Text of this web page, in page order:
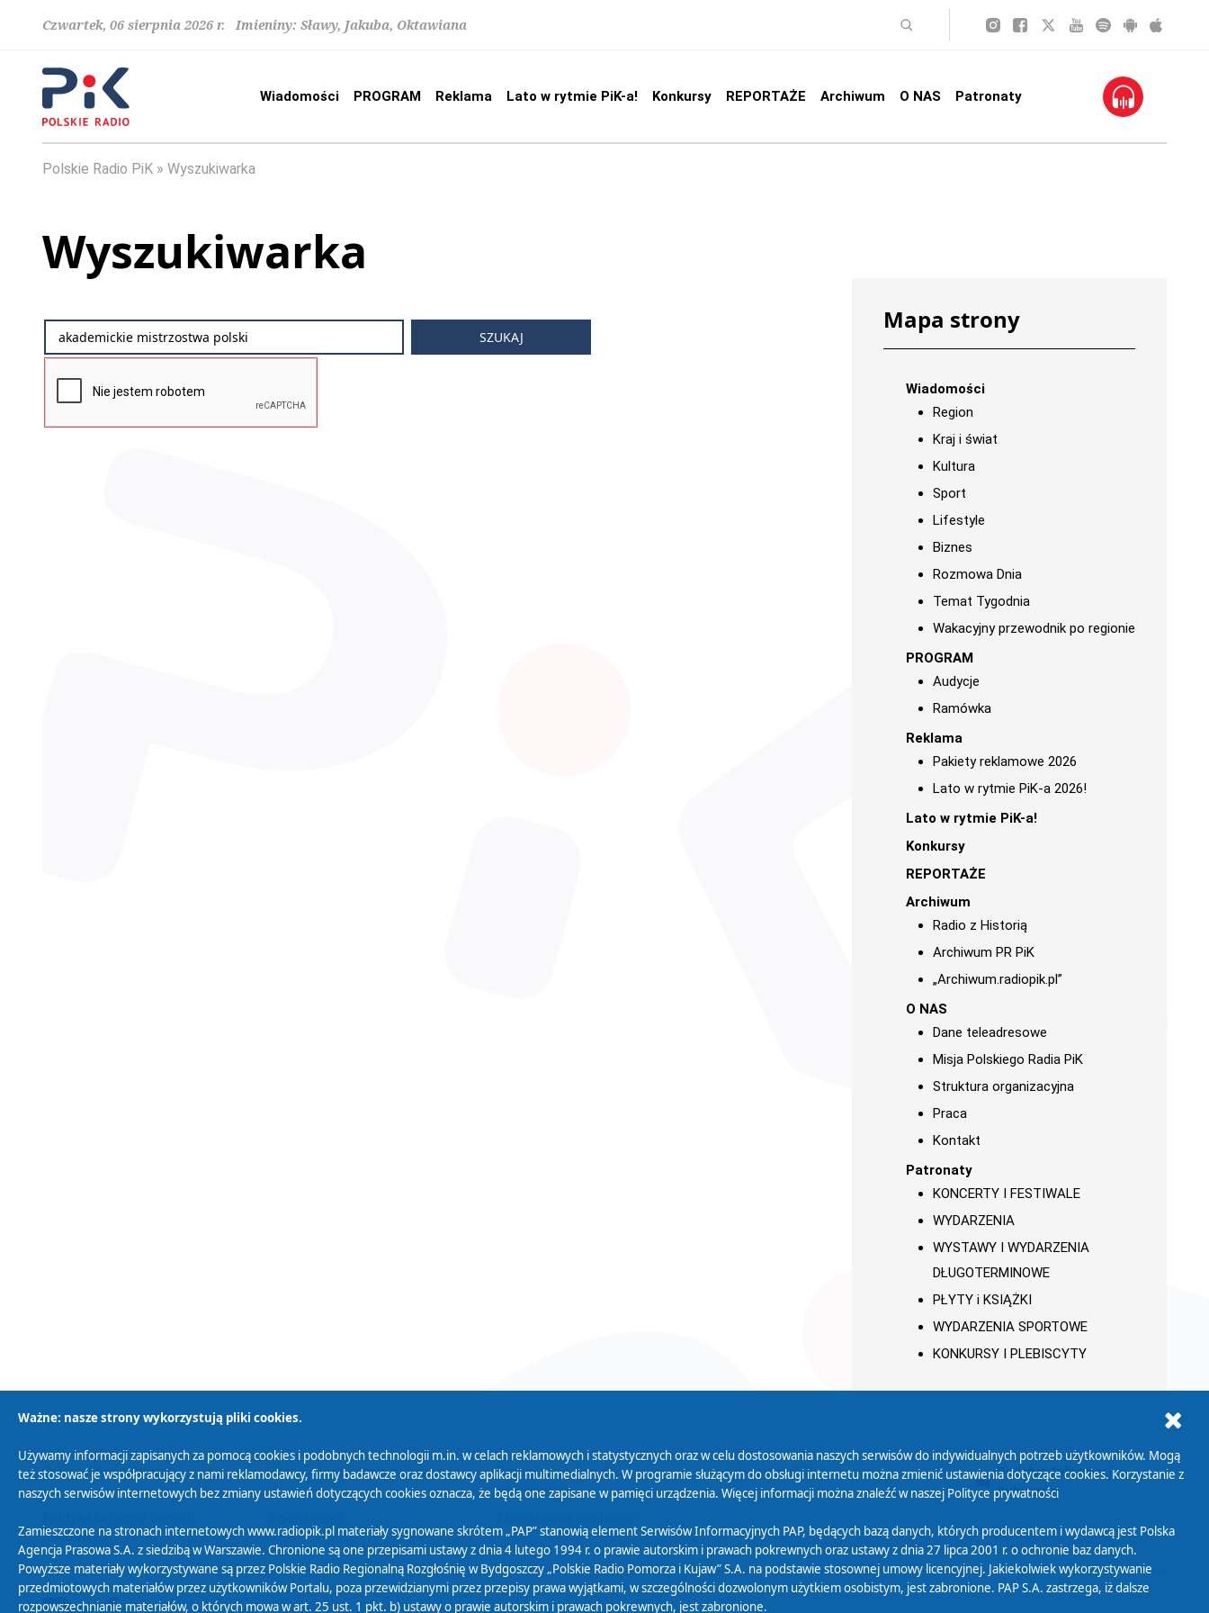
Czwartek, 06 sierpnia 2026 r. Imieniny: Sławy, Jakuba, Oktawiana
Wiadomości PROGRAM Reklama Lato w rytmie PiK-a! Konkursy REPORTAŻE Archiwum O NAS Patronaty
Polskie Radio PiK Wyszukiwarka
Wyszukiwarka
Mapa strony
Wiadomości
Region
Kraj i świat
Kultura
Sport
Lifestyle
Biznes
Rozmowa Dnia
Temat Tygodnia
Wakacyjny przewodnik po regionie
PROGRAM
Audycje
Ramówka
Reklama
Pakiety reklamowe 2026
Lato w rytmie PiK-a 2026!
Lato w rytmie PiK-a!
Konkursy
REPORTAŻE
Archiwum
Radio z Historią
Archiwum PR PiK
„Archiwum.radiopik.pl”
O NAS
Dane teleadresowe
Misja Polskiego Radia PiK
Struktura organizacyjna
Praca
Kontakt
Patronaty
KONCERTY I FESTIWALE
WYDARZENIA
WYSTAWY I WYDARZENIA
DŁUGOTERMINOWE
PŁYTY i KSIĄŻKI
WYDARZENIA SPORTOWE
KONKURSY I PLEBISCYTY
Polityka Prywatności Zasady korzystania z Serwisu
Organizacje Pożytku
Publicznego
Cyfryzacja DAB+
osobowych
Biuletyn Informacji
Publicznej
Ważne: nasze strony wykorzystują pliki cookies.
Używamy informacji zapisanych za pomocą cookies i podobnych technologii m.in. w celach reklamowych i statystycznych oraz w celu dostosowania naszych serwisów do indywidualnych potrzeb użytkowników. Mogą
też stosować je współpracujący z nami reklamodawcy, firmy badawcze oraz dostawcy aplikacji multimedialnych. W programie służącym do obsługi internetu można zmienić ustawienia dotyczące cookies. Korzystanie z
naszych serwisów internetowych bez zmiany ustawień dotyczących cookies oznacza, że będą one zapisane w pamięci urządzenia. Więcej informacji można znaleźć w naszej Polityce prywatności
Zamieszczone na stronach internetowych www.radiopik.pl materiały sygnowane skrótem „PAP” stanowią element Serwisów Informacyjnych PAP, będących bazą danych, których producentem i wydawcą jest Polska
Agencja Prasowa S.A. z siedzibą w Warszawie. Chronione są one przepisami ustawy z dnia 4 lutego 1994 r. o prawie autorskim i prawach pokrewnych oraz ustawy z dnia 27 lipca 2001 r. o ochronie baz danych.
Powyższe materiały wykorzystywane są przez Polskie Radio Regionalną Rozgłośnię w Bydgoszczy „Polskie Radio Pomorza i Kujaw” S.A. na podstawie stosownej umowy licencyjnej. Jakiekolwiek wykorzystywanie
przedmiotowych materiałów przez użytkowników Portalu, poza przewidzianymi przez przepisy prawa wyjątkami, w szczególności dozwolonym użytkiem osobistym, jest zabronione. PAP S.A. zastrzega, iż dalsze
rozpowszechnianie materiałów, o których mowa w art. 25 ust. 1 pkt. b) ustawy o prawie autorskim i prawach pokrewnych, jest zabronione.